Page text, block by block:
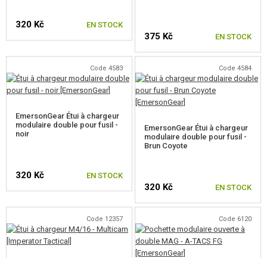
POCHETTES D'ADMINISTRATION
POCHETTES UNIVERSELLES
POCHE VIDE CHARGEUR
SAC D'HYDRATATION (CAMELBAG)
POCHES DE CASQUE
POCHES POUR ECOUTEURS
AUTRES POCHES
POCHES CEINTURE
320 Kč EN STOCK
375 Kč EN STOCK
Code 4583
EmersonGear Étui à chargeur
modulaire double pour fusil -
noir
320 Kč EN STOCK
Code 4584
EmersonGear Étui à chargeur
modulaire double pour fusil -
Brun Coyote
320 Kč EN STOCK
Code 12357 Code 6120